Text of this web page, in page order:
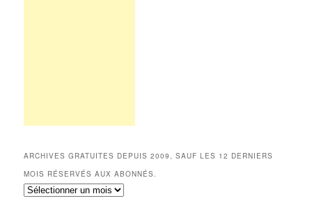
ARCHIVES GRATUITES DEPUIS 2009, SAUF LES 12 DERNIERS
MOIS RÉSERVÉS AUX ABONNÉS.
Archives